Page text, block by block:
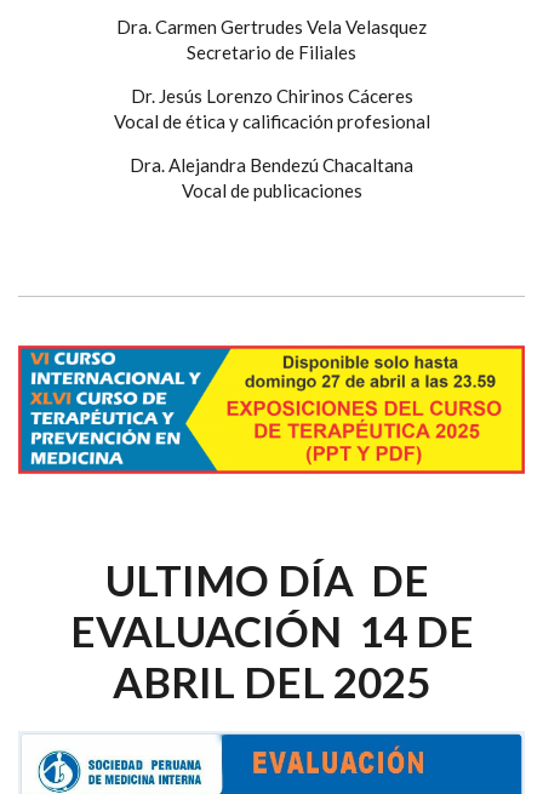
Dra. Carmen Gertrudes Vela Velasquez
Secretario de Filiales
Dr. Jesús Lorenzo Chirinos Cáceres
Vocal de ética y calificación profesional
Dra. Alejandra Bendezú Chacaltana
Vocal de publicaciones
ULTIMO DÍA DE
EVALUACIÓN 14 DE
ABRIL DEL 2025